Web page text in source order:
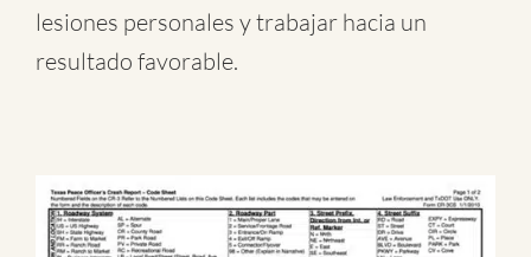
lesiones personales y trabajar hacia un
resultado favorable.